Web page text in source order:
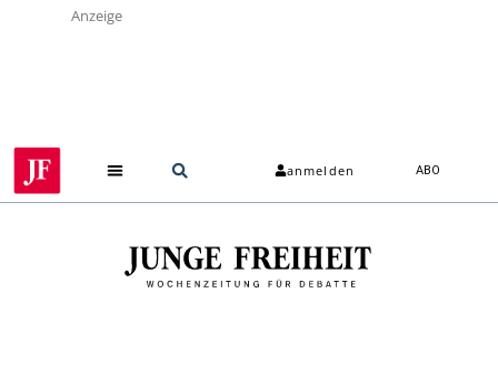
Anzeige
anmelden ABO